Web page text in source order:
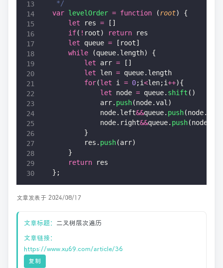
*/
var levelOrder = function (root) {
    let
res = []
    if
( ! root) return res
    let
queue = [root]
    while
(queue.length) {
        let
arr = []
        let
len = queue.length
        for
(let i = 0;i<len;i++){
            let
node = queue. shift ()
            arr.
push(node.val)
            node.left
&&queue. push
            node.right
&&queue. push
        }
        res.
push(arr)
    }
    return
res
};
文章发表于 2024/08/17
文章标题： 二叉树层次遍历
文章链接：
https://www.xu69.com/article/36
复制